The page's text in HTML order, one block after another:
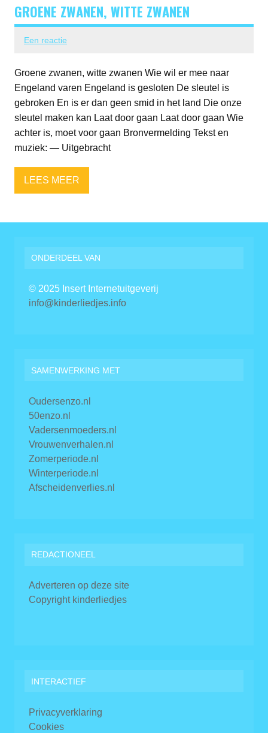
GROENE ZWANEN, WITTE ZWANEN
Een reactie
Groene zwanen, witte zwanen Wie wil er mee naar
Engeland varen Engeland is gesloten De sleutel is
gebroken En is er dan geen smid in het land Die onze
sleutel maken kan Laat door gaan Laat door gaan Wie
achter is, moet voor gaan Bronvermelding Tekst en
muziek: — Uitgebracht
LEES MEER
ONDERDEEL VAN
© 2025 Insert Internetuitgeverij
info@kinderliedjes.info
SAMENWERKING MET
Oudersenzo.nl
50enzo.nl
Vadersenmoeders.nl
Vrouwenverhalen.nl
Zomerperiode.nl
Winterperiode.nl
Afscheidenverlies.nl
REDACTIONEEL
Adverteren op deze site
Copyright kinderliedjes
INTERACTIEF
Privacyverklaring
Cookies